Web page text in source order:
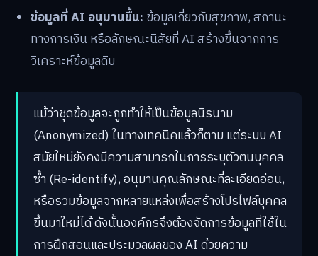
ข้อมูลที่ AI อนุมานขึ้น: ข้อมูลเกี่ยวกับสุขภาพ, สถานะ
ทางการเงิน หรือลักษณะนิสัยที่ AI สร้างขึ้นจากการ
วิเคราะห์ข้อมูลดิบ
แม้ว่าชุดข้อมูลจะถูกทำให้เป็นข้อมูลนิรนาม
(Anonymized) ในทางเทคนิคแล้วก็ตาม แต่ระบบ AI
สมัยใหม่ยังคงมีความสามารถในการระบุตัวตนบุคคล
ซ้ำ (Re-identify), อนุมานคุณลักษณะที่ละเอียดอ่อน,
หรือรวมข้อมูลจากหลายแหล่งเพื่อสร้างโปรไฟล์บุคคล
ขึ้นมาใหม่ได้ ดังนั้นองค์กรจึงต้องจัดการข้อมูลที่ใช้ใน
การฝึกสอนและประมวลผลของ AI ด้วยความ